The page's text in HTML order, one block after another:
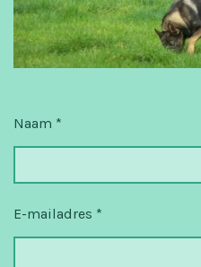
Naam *
E-mailadres *